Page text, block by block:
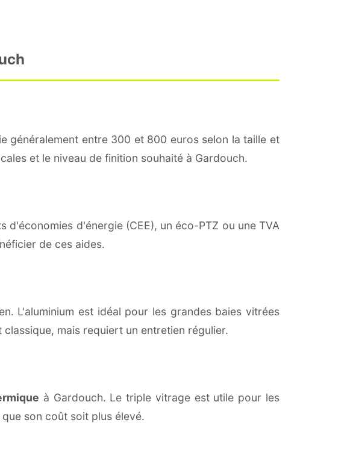
généralement entre 300 et 800 euros selon la taille et
et le niveau de finition souhaité à Gardouch.
d'économies d'énergie (CEE), un éco-PTZ ou une TVA
de ces aides.
L'aluminium est idéal pour les grandes baies vitrées
mais requiert un entretien régulier.
à Gardouch. Le triple vitrage est utile pour les
son coût soit plus élevé.